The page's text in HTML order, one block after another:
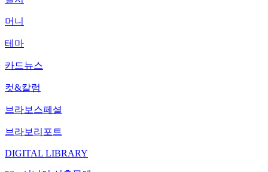
머니
테마
카드뉴스
컷&칼럼
브라보스페셜
브라보리포트
DIGITAL LIBRARY